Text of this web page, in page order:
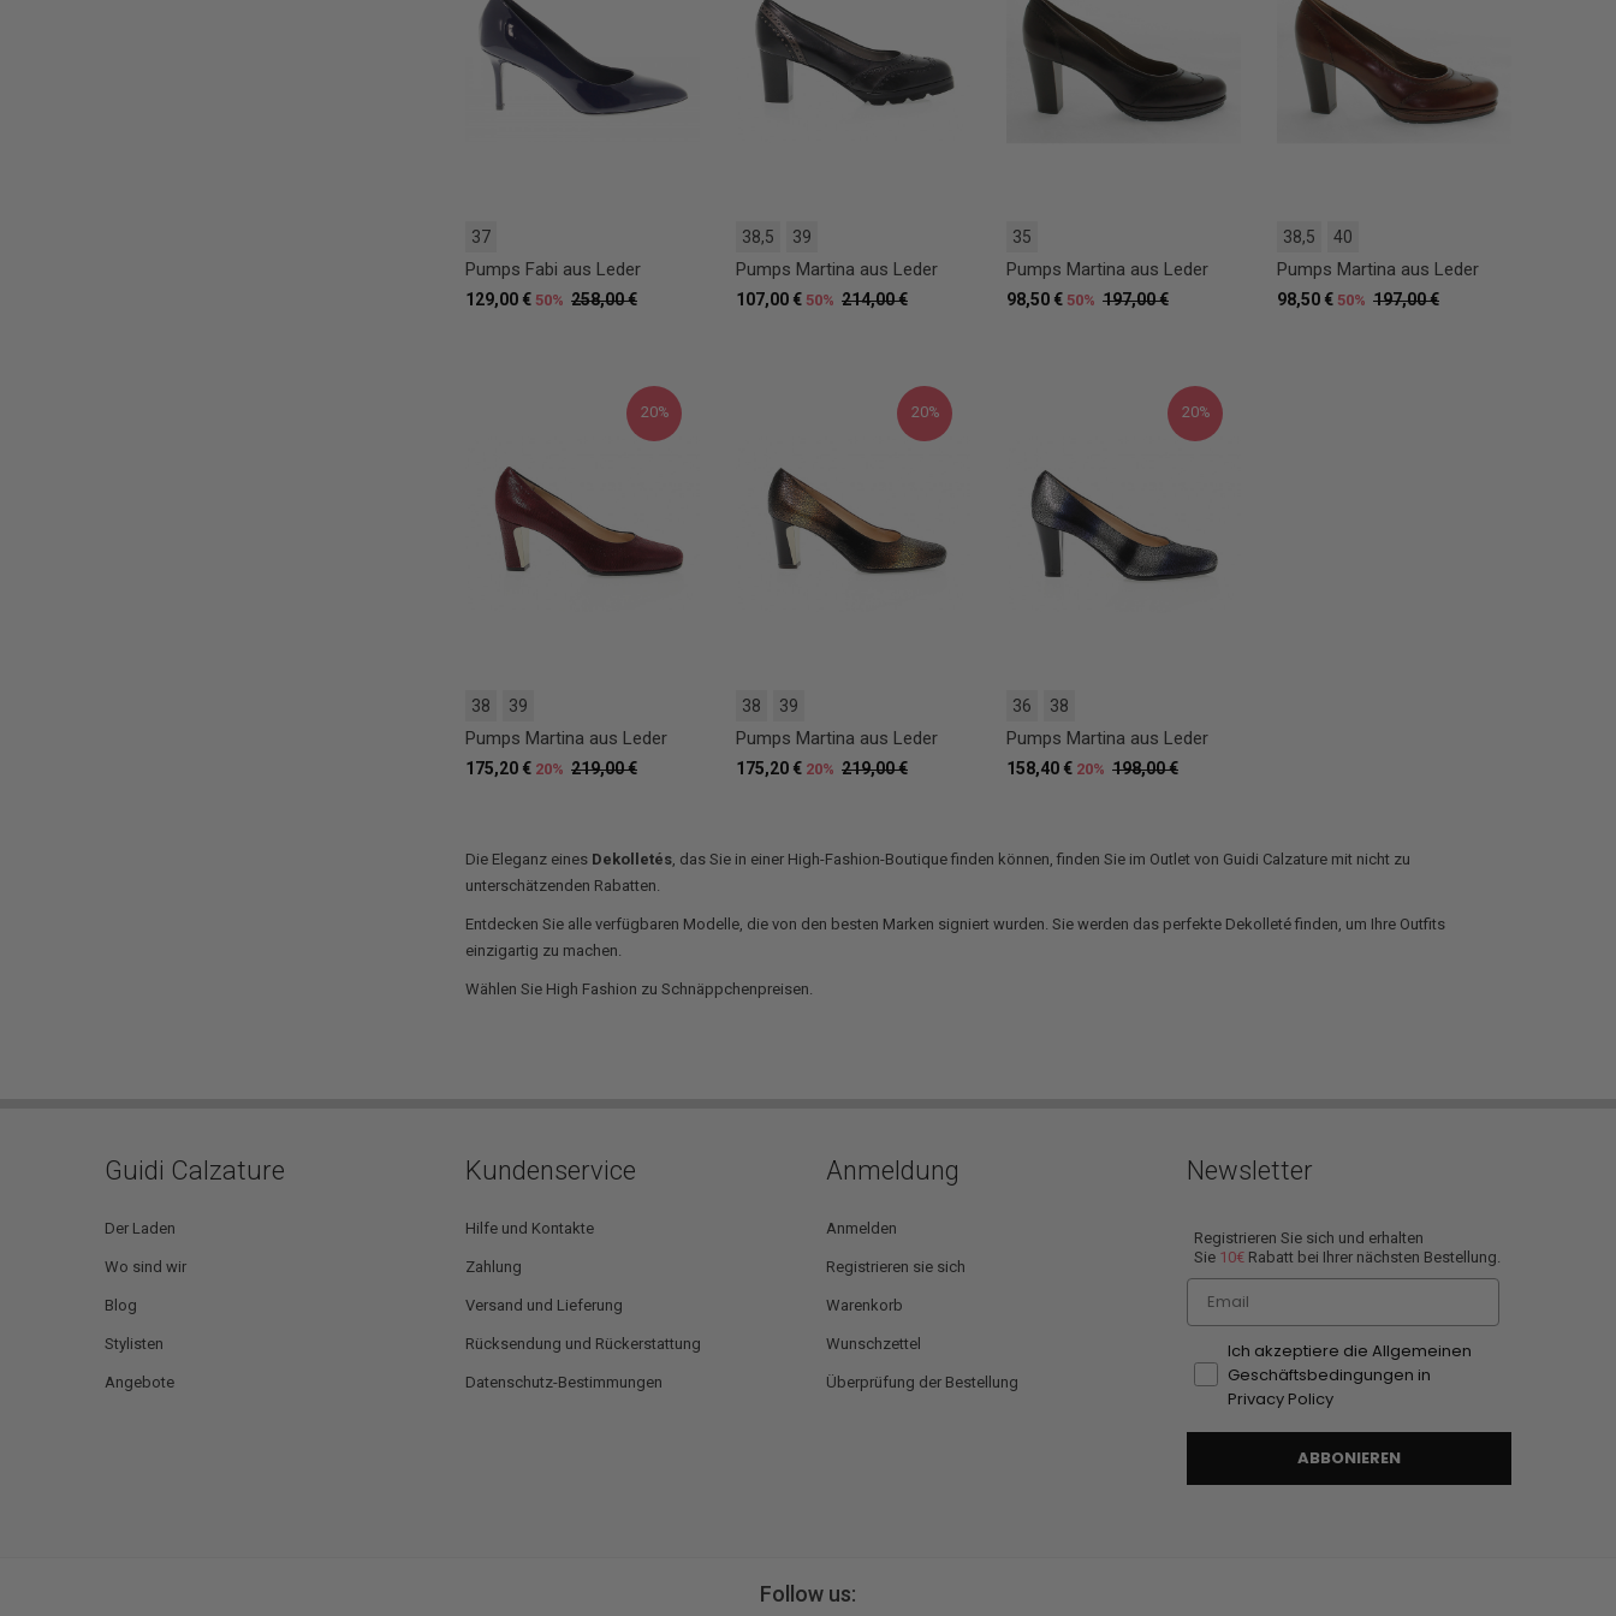
37
Pumps Fabi aus Leder
258,00 €
129,00 € 50%
38,5 39
Pumps Martina aus Leder
214,00 €
107,00 € 50%
35
Pumps Martina aus Leder
197,00 €
98,50 € 50%
38,5 40
Pumps Martina aus Leder
197,00 €
98,50 € 50%
20%
38 39
Pumps Martina aus Leder
219,00 €
175,20 € 20%
20%
38 39
Pumps Martina aus Leder
219,00 €
175,20 € 20%
20%
36 38
Pumps Martina aus Leder
198,00 €
158,40 € 20%
Die Eleganz eines Dekolletés , das Sie in einer High-Fashion-Boutique finden können, finden Sie im Outlet von Guidi Calzature mit nicht zu
unterschätzenden Rabatten.
Entdecken Sie alle verfügbaren Modelle, die von den besten Marken signiert wurden. Sie werden das perfekte Dekolleté finden, um Ihre Outfits
einzigartig zu machen.
Wählen Sie High Fashion zu Schnäppchenpreisen.
Guidi Calzature
Der Laden
Wo sind wir
Blog
Stylisten
Angebote
Kundenservice
Hilfe und Kontakte
Zahlung
Versand und Lieferung
Rücksendung und Rückerstattung
Datenschutz-Bestimmungen
Anmeldung
Anmelden
Registrieren sie sich
Warenkorb
Wunschzettel
Überprüfung der Bestellung
Newsletter
Registrieren Sie sich und erhalten
Sie 10€ Rabatt bei Ihrer nächsten Bestellung.
Email
Ich akzeptiere die Allgemeinen
Geschäftsbedingungen in
Privacy Policy
ABBONIEREN
Follow us: